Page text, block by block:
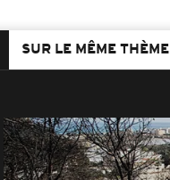
SUR LE MÊME THÈME